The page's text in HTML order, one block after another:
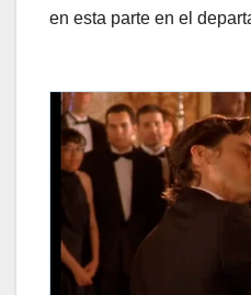
en esta parte en el